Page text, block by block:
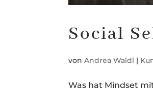
Social
vonAndrea Waldl |
Was hat Mindset